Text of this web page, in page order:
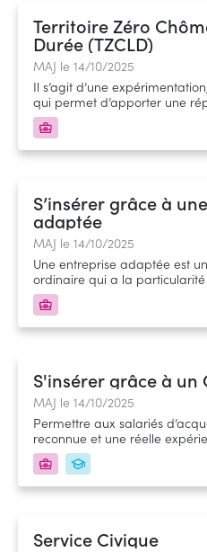
Territoire Zéro
Durée (TZCLD)
MAJ le 14/10/2025
Il s’agit d’une
qui permet d’apporter une
personnes éloignées de
contrat à durée indéterminée
l’économie sociale et solidaire.
S’insérer grâce à
adaptée
MAJ le 14/10/2025
Une entreprise adaptée est
ordinaire qui a la particularité
nombre de travailleurs
permettre d’exercer une
environnement adapté à
S'insérer grâce à un
MAJ le 14/10/2025
Permettre aux salariés
reconnue et une réelle
par des périodes en
emploi ;&nbsp; Répondre aux besoins des entreprises
adhérentes par le
Service Civique